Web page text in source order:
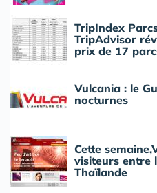
TripIndex
TripAdvisor
prix de 17
Vulcania : le
nocturnes
Cette
visiteurs entre
Thaïlande